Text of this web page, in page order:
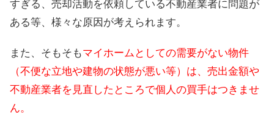
すぎる、売却活動を依頼している不動産業者に問題が
ある等、様々な原因が考えられます。
また、そもそもマイホームとしての需要がない物件
（不便な立地や建物の状態が悪い等）は、売出金額や
不動産業者を見直したところで個人の買手はつきませ
ん。